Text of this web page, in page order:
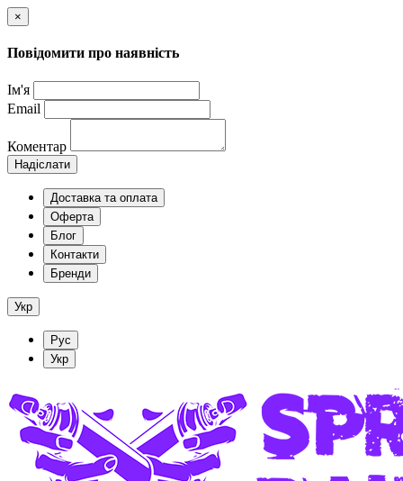
×
Повідомити про наявність
Ім'я
Email
Коментар
Надіслати
Доставка та оплата
Оферта
Блог
Контакти
Бренди
Укр
Рус
Укр